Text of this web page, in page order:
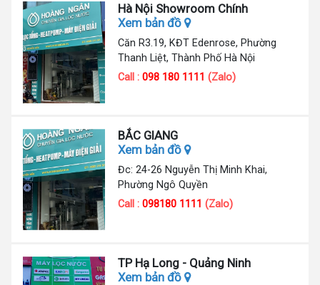
Hà Nội Showroom Chính
Xem bản đồ
Căn R3.19, KĐT Edenrose, Phường
Thanh Liệt, Thành Phố Hà Nội
Call :098 180 1111 (Zalo)
BẮC GIANG
Xem bản đồ
Đc: 24-26 Nguyễn Thị Minh Khai,
Phường Ngô Quyền
Call :098180 1111 (Zalo)
TP Hạ Long - Quảng Ninh
Xem bản đồ